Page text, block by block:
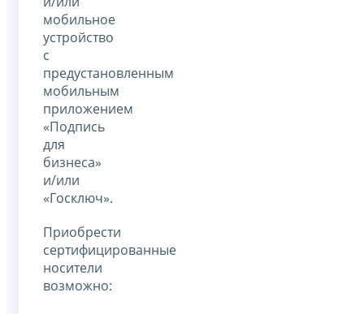
мобильное
устройство
с
предустановленным
мобильным
приложением
«Подпись
для
бизнеса»
и/или
«Госключ».
Приобрести
сертифицированные
носители
возможно: